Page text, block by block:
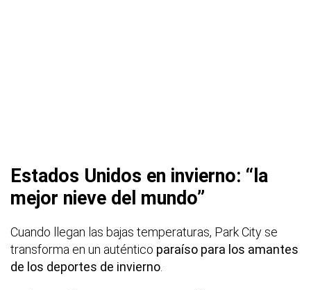
Estados Unidos en invierno: “la
mejor nieve del mundo”
Cuando llegan las bajas temperaturas, Park City se
transforma en un auténtico paraíso para los amantes
de los deportes de invierno